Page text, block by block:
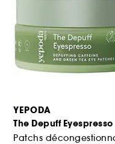
YEPODA
The Depuff Eyespresso